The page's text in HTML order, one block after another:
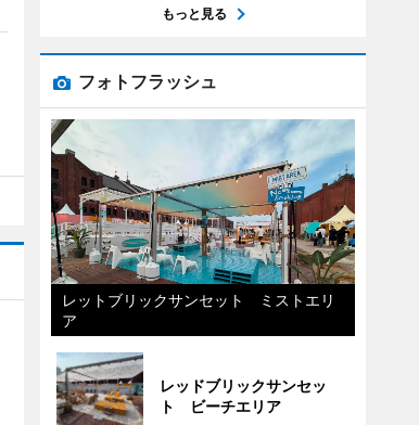
もっと見る
フォトフラッシュ
レットブリックサンセット ミストエリ
ア
レッドブリックサンセッ
ト ビーチエリア